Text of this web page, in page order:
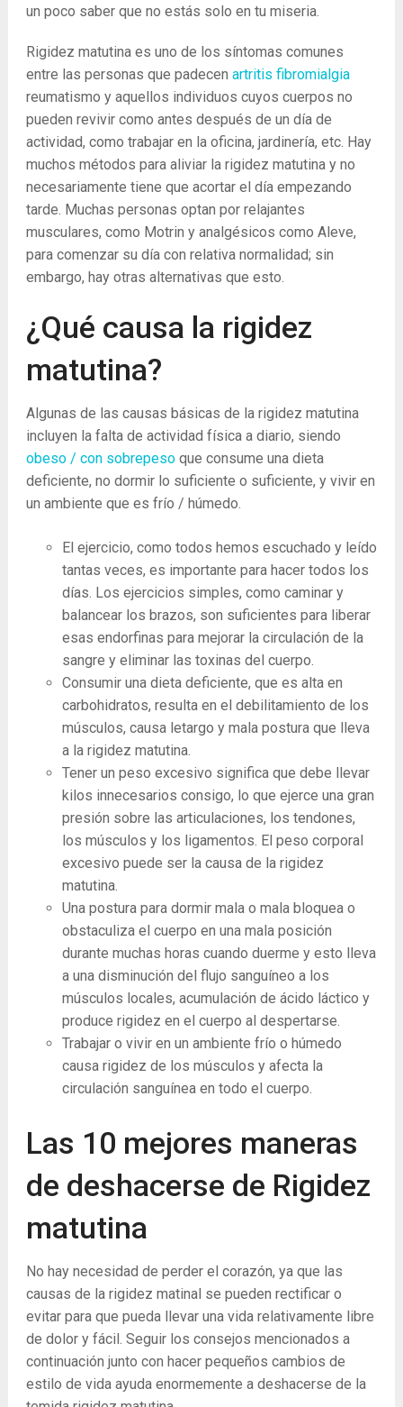
un poco saber que no estás solo en tu miseria.
Rigidez matutina es uno de los síntomas comunes
entre las personas que padecen artritis fibromialgia
reumatismo y aquellos individuos cuyos cuerpos no
pueden revivir como antes después de un día de
actividad, como trabajar en la oficina, jardinería, etc. Hay
muchos métodos para aliviar la rigidez matutina y no
necesariamente tiene que acortar el día empezando
tarde. Muchas personas optan por relajantes
musculares, como Motrin y analgésicos como Aleve,
para comenzar su día con relativa normalidad; sin
embargo, hay otras alternativas que esto.
¿Qué causa la rigidez
matutina?
Algunas de las causas básicas de la rigidez matutina
incluyen la falta de actividad física a diario, siendo
obeso / con sobrepeso que consume una dieta
deficiente, no dormir lo suficiente o suficiente, y vivir en
un ambiente que es frío / húmedo.
El ejercicio, como todos hemos escuchado y leído
tantas veces, es importante para hacer todos los
días. Los ejercicios simples, como caminar y
balancear los brazos, son suficientes para liberar
esas endorfinas para mejorar la circulación de la
sangre y eliminar las toxinas del cuerpo.
Consumir una dieta deficiente, que es alta en
carbohidratos, resulta en el debilitamiento de los
músculos, causa letargo y mala postura que lleva
a la rigidez matutina.
Tener un peso excesivo significa que debe llevar
kilos innecesarios consigo, lo que ejerce una gran
presión sobre las articulaciones, los tendones,
los músculos y los ligamentos. El peso corporal
excesivo puede ser la causa de la rigidez
matutina.
Una postura para dormir mala o mala bloquea o
obstaculiza el cuerpo en una mala posición
durante muchas horas cuando duerme y esto lleva
a una disminución del flujo sanguíneo a los
músculos locales, acumulación de ácido láctico y
produce rigidez en el cuerpo al despertarse.
Trabajar o vivir en un ambiente frío o húmedo
causa rigidez de los músculos y afecta la
circulación sanguínea en todo el cuerpo.
Las 10 mejores maneras
de deshacerse de Rigidez
matutina
No hay necesidad de perder el corazón, ya que las
causas de la rigidez matinal se pueden rectificar o
evitar para que pueda llevar una vida relativamente libre
de dolor y fácil. Seguir los consejos mencionados a
continuación junto con hacer pequeños cambios de
estilo de vida ayuda enormemente a deshacerse de la